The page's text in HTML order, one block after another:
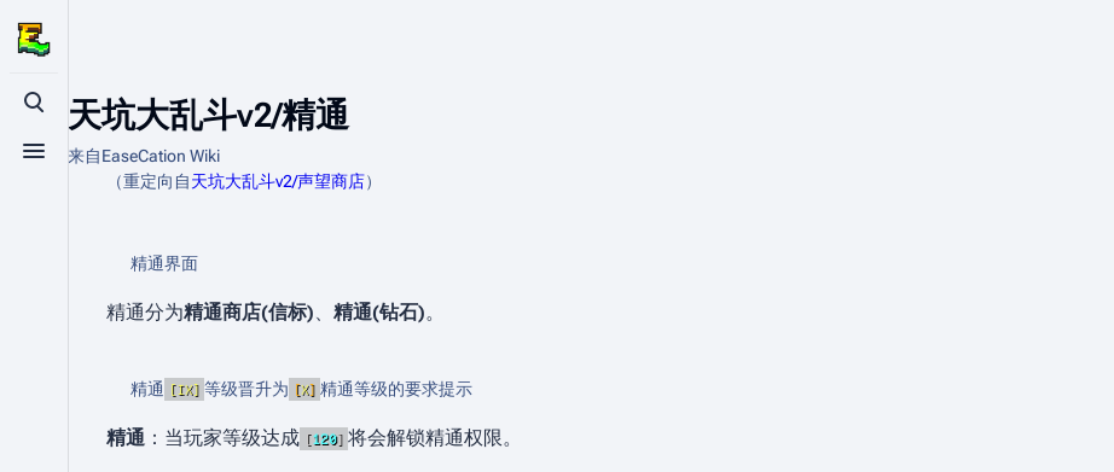
打开/关闭搜索
打开/关闭菜单
天坑大乱斗v2/精通
来自EaseCation Wiki
（重定向自天坑大乱斗v2/声望商店）
精通界面
精通分为精通商店(信标)、 精通(钻石)。
精通 [IX] 等级晋升为 [X] 精通等级的要求提示
精通 ：当玩家等级达成 [120] 将会解锁精通权限。